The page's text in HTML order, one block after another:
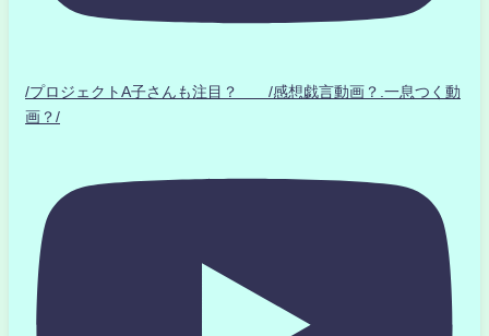
/プロジェクトA子さんも注目？ /感想戯言動画？.一息つく動
画？/